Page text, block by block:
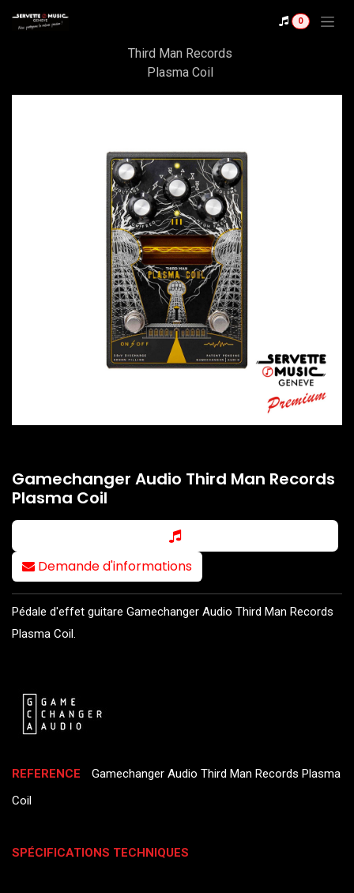
0
Third Man Records
Plasma Coil
Gamechanger Audio Third Man Records
Plasma Coil
Demande d'informations
Pédale d'effet guitare Gamechanger Audio Third Man Records
Plasma Coil.
REFERENCE
Gamechanger Audio Third Man Records Plasma
Coil
SPÉCIFICATIONS TECHNIQUES